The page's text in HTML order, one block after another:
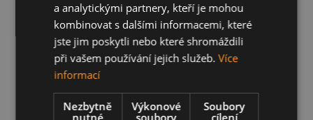
a analytickými partnery, kteří je mohou
kombinovat s dalšími informacemi, které
jste jim poskytli nebo které shromáždili
při vašem používání jejich služeb.Více
informací
Nezbytně
nutné
Výkonové
soubory
Soubory
cílení